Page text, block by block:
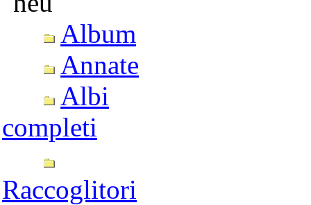
Album
Annate
Albi
completi
Raccoglitori